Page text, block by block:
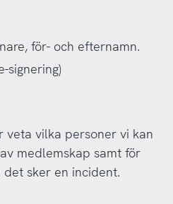
för- och efternamn.
signering)
veta vilka personer vi kan
medlemskap samt för
sker en incident.